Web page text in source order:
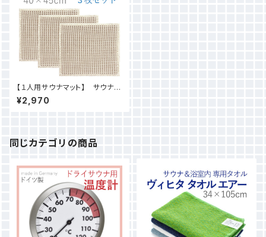
【１人用サウナマット】 サウナ用
ワッフル織マット40×45cm ３枚
セット
¥2,970
同じカテゴリの商品